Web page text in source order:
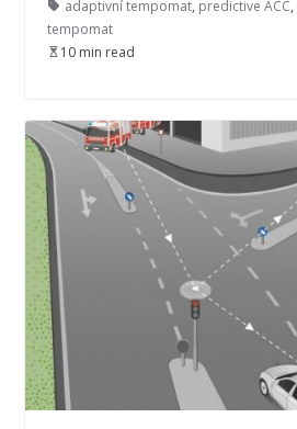
adaptivní tempomat, predictive ACC,
tempomat
10 min read